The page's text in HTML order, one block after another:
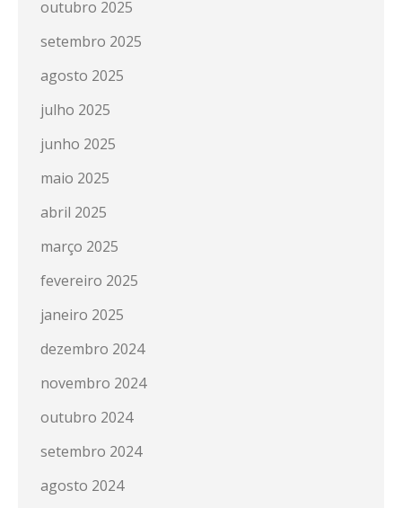
outubro 2025
setembro 2025
agosto 2025
julho 2025
junho 2025
maio 2025
abril 2025
março 2025
fevereiro 2025
janeiro 2025
dezembro 2024
novembro 2024
outubro 2024
setembro 2024
agosto 2024